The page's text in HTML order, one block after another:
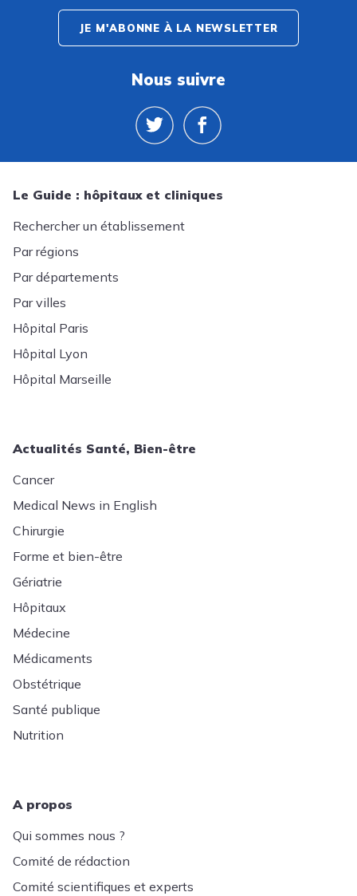
JE M'ABONNE À LA NEWSLETTER
Nous suivre
Le Guide : hôpitaux et cliniques
Rechercher un établissement
Par régions
Par départements
Par villes
Hôpital Paris
Hôpital Lyon
Hôpital Marseille
Actualités Santé, Bien-être
Cancer
Medical News in English
Chirurgie
Forme et bien-être
Gériatrie
Hôpitaux
Médecine
Médicaments
Obstétrique
Santé publique
Nutrition
A propos
Qui sommes nous ?
Comité de rédaction
Comité scientifiques et experts